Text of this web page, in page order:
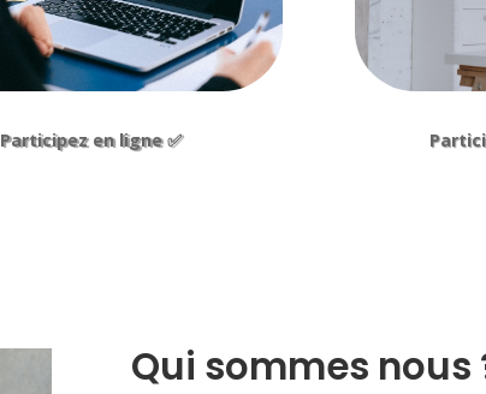
Participez en ligne ✅
Qui sommes nous